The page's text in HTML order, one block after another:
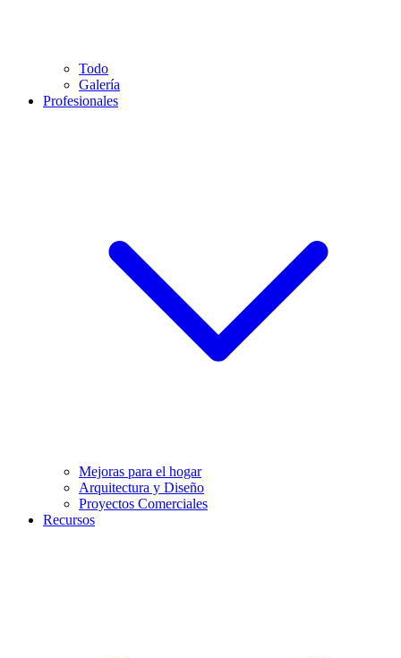
Todo
Galería
Profesionales
Mejoras para el hogar
Arquitectura y Diseño
Proyectos Comerciales
Recursos